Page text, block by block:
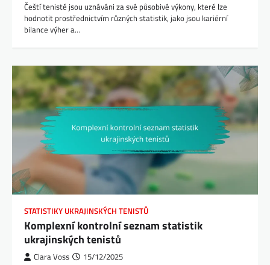
Čeští tenisté jsou uznáváni za své působivé výkony, které lze
hodnotit prostřednictvím různých statistik, jako jsou kariérní
bilance výher a…
STATISTIKY UKRAJINSKÝCH TENISTŮ
Komplexní kontrolní seznam statistik
ukrajinských tenistů
Clara Voss 15/12/2025